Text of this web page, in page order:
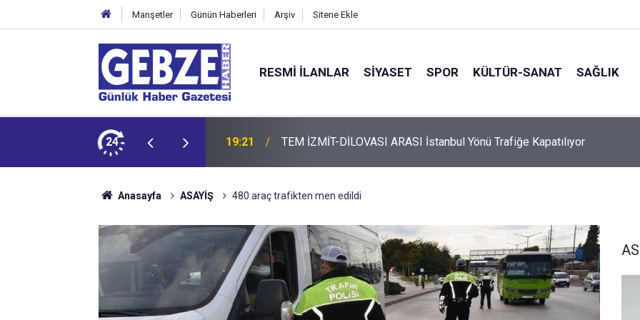
Manşetler Günün Haberleri Arşiv Sitene Ekle
RESMI İLANLAR SİYASET SPOR KÜLTÜR-SANAT SAĞLIK
24
DİLOVASI ARASI İstanbul Yönü Trafiğe Kapatılıyor 19:20 GTO'dan Üyelerine Ticari Fırsat
Anasayfa ASAYİŞ 480 araç trafikten men edildi